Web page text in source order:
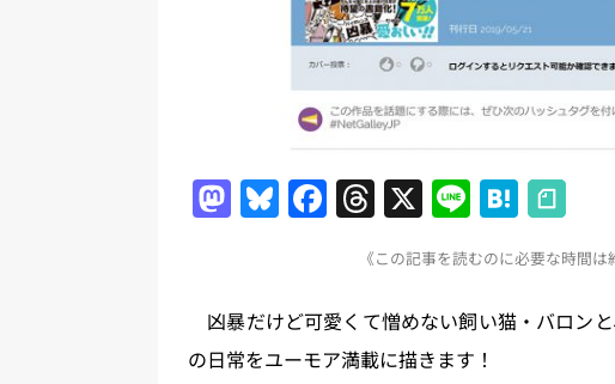
M
o
d
Bl
s
k
F
e
b
T
re
a
d
X Li
n
e
H
at
e
n
《この記事を読むのに必要な時間は
凶暴だけど可愛くて憎めない飼い猫・バロン
の日常をユーモア満載に描きます！